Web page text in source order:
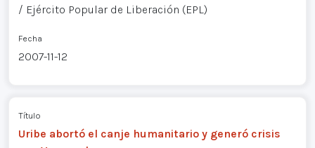
/ Ejército Popular de Liberación (EPL)
Fecha
2007-11-12
Título
Uribe abortó el canje humanitario y generó crisis